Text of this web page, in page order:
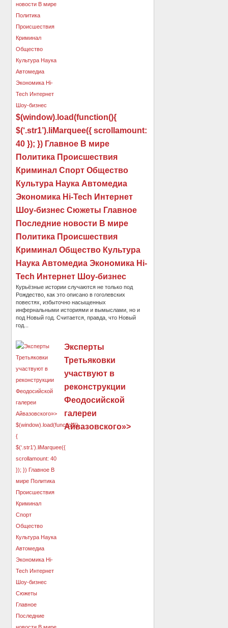
$(window).load(function(){
$(‘.str1’).liMarquee({ scrollamount:
40 }); }) Главное В мире
Политика Происшествия
Криминал Спорт Общество
Культура Наука Автомедиа
Экономика Hi-Tech Интернет
Шоу-бизнес Сюжеты Главное
Последние новости В мире
Политика Происшествия
Криминал Общество Культура
Наука Автомедиа Экономика Hi-
Tech Интернет Шоу-бизнес
Курьёзные истории случаются не только под
Рождество, как это описано в гоголевских
повестях, избыточно насыщенных
инфернальными историями и вымыслами, но и
под Новый год. Считается, правда, что Новый
год...
Эксперты
Третьяковки
участвуют в
реконструкции
Феодосийской
галереи
Айвазовского»>